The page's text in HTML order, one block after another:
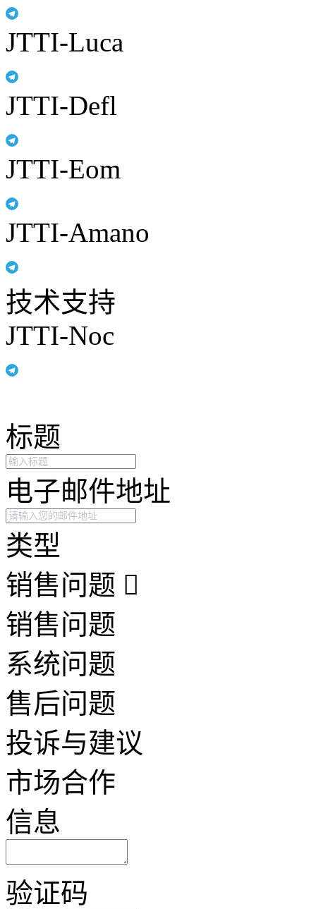
JTTI-Luca
JTTI-Defl
JTTI-Eom
JTTI-Amano
技术支持
JTTI-Noc
标题
电子邮件地址
类型
销售问题
销售问题
系统问题
售后问题
投诉与建议
市场合作
信息
验证码